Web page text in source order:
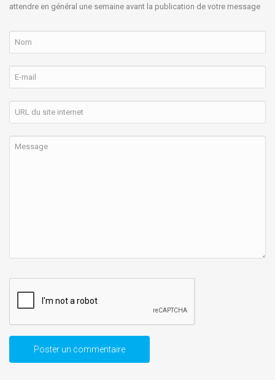
attendre en général une semaine avant la publication de votre message